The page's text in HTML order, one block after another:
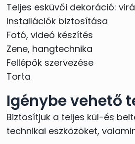
Teljes esküvői dekoráció:
Installációk biztosítása
Fotó, videó készítés
Zene, hangtechnika
Fellépők szervezése
Torta
Igénybe vehető
Biztosítjuk a teljes kül-és
technikai eszközöket,